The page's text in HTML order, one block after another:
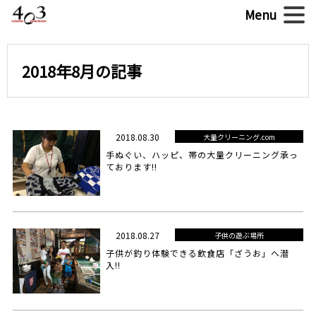
2018年8月の記事
2018.08.30 大量クリーニング.com
手ぬぐい、ハッピ、帯の大量クリーニング承っ
ております!!
2018.08.27 子供の遊ぶ場所
子供が釣り体験できる飲食店「ざうお」へ潜
入!!